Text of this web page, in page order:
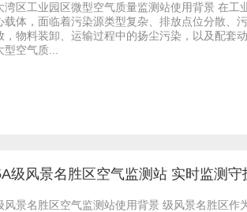
湾区工业园区微型空气质量监测站使用背景 在
载体，面临着污染源类型复杂、排放点位分散、
，物料装卸、运输过程中的扬尘污染，以及配套
型空气质...
级风景名胜区空气监测站 实时监测
风景名胜区空气监测站使用背景 级风景名胜区